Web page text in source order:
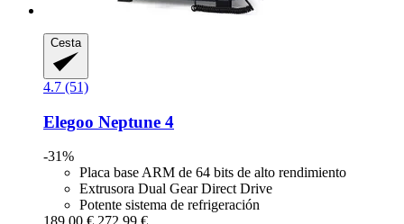
Cesta
4.7 (51)
Elegoo Neptune 4
-31%
Placa base ARM de 64 bits de alto rendimiento
Extrusora Dual Gear Direct Drive
Potente sistema de refrigeración